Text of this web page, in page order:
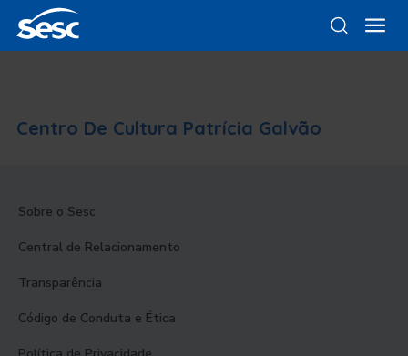
Centro De Cultura Patrícia Galvão
Sobre o Sesc
Central de Relacionamento
Transparência
Código de Conduta e Ética